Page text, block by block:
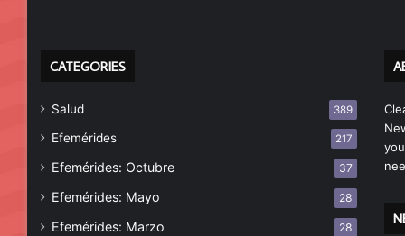
CATEGORIES
Salud 389
Efemérides 217
Efemérides: Octubre 37
Efemérides: Mayo 28
Efemérides: Marzo 28